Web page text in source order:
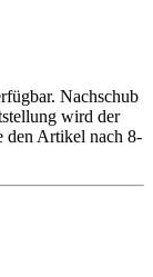
Nachschub
wird der
den Artikel nach 8-